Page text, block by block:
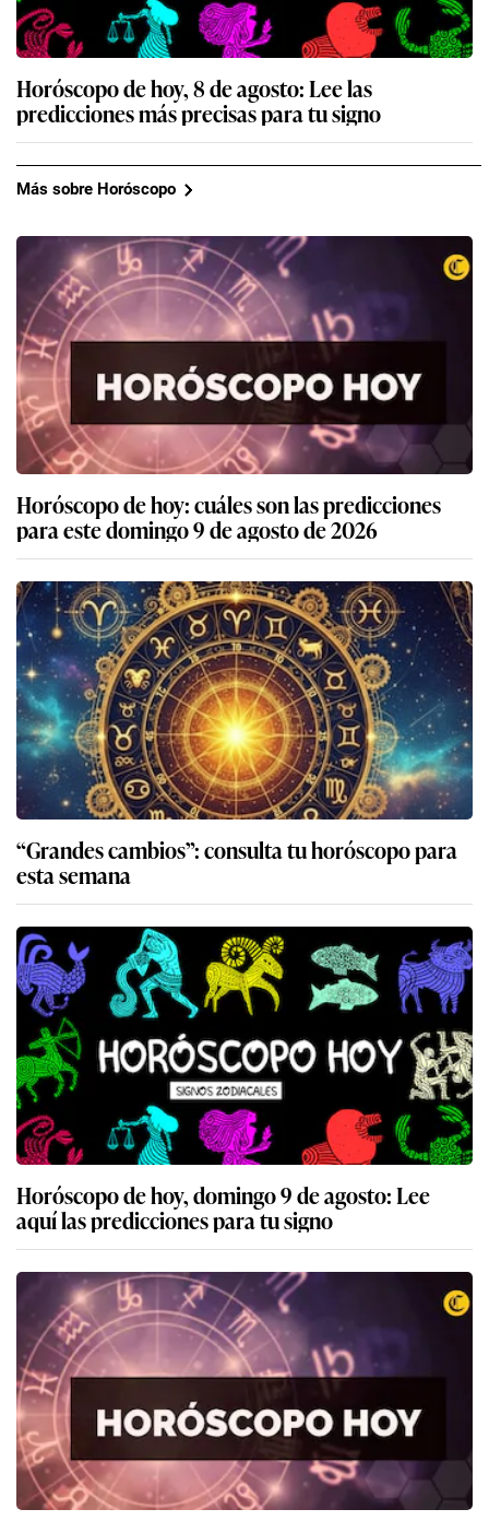
Horóscopo de hoy, 8 de agosto: Lee las
predicciones más precisas para tu signo
Más sobre Horóscopo
Horóscopo de hoy: cuáles son las predicciones
para este domingo 9 de agosto de 2026
“Grandes cambios”: consulta tu horóscopo para
esta semana
Horóscopo de hoy, domingo 9 de agosto: Lee
aquí las predicciones para tu signo